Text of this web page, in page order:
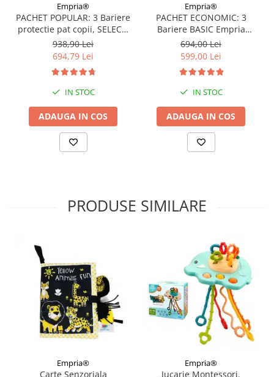
Empria®
PACHET POPULAR: 3 Bariere
protectie pat copii, SELECT,
160x200 cm
938,90 Lei
694,79 Lei
IN STOC
ADAUGA IN COS
Empria®
PACHET ECONOMIC: 3
Bariere BASIC Empria
protectie pat 160X200 cm +
bara stabilizatoare
694,00 Lei
599,00 Lei
IN STOC
ADAUGA IN COS
PRODUSE SIMILARE
Empria®
Carte Senzoriala
Empria®
Jucarie Montessori,